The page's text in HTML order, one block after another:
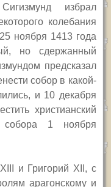
избрал
колебания
ноября 1413 года
но сдержанный
предсказал
собор в какой-
и 10 декабря
христианский
собора 1 ноября
XIII и Григорий XII, с
арагонскому и